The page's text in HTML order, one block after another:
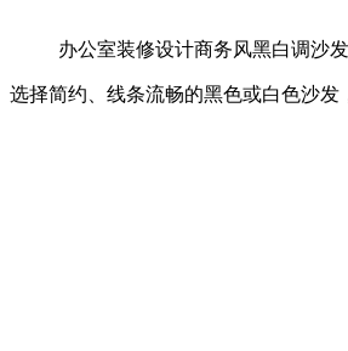
办公室装修设计商务风黑白调沙
选择简约、线条流畅的黑色或白色沙